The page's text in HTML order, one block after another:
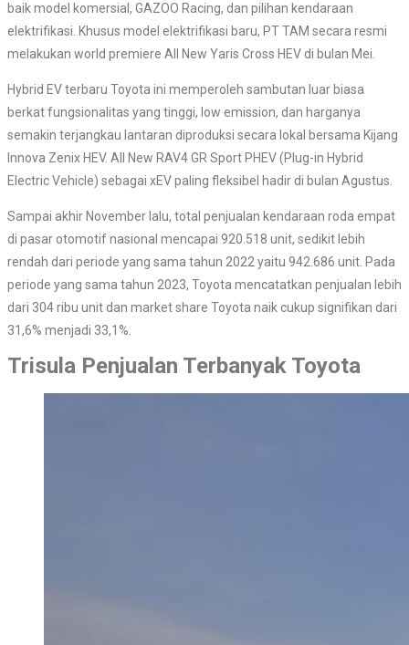
baik model komersial, GAZOO Racing, dan pilihan kendaraan
elektrifikasi. Khusus model elektrifikasi baru, PT TAM secara resmi
melakukan world premiere All New Yaris Cross HEV di bulan Mei.
Hybrid EV terbaru Toyota ini memperoleh sambutan luar biasa
berkat fungsionalitas yang tinggi, low emission, dan harganya
semakin terjangkau lantaran diproduksi secara lokal bersama Kijang
Innova Zenix HEV. All New RAV4 GR Sport PHEV (Plug-in Hybrid
Electric Vehicle) sebagai xEV paling fleksibel hadir di bulan Agustus.
Sampai akhir November lalu, total penjualan kendaraan roda empat
di pasar otomotif nasional mencapai 920.518 unit, sedikit lebih
rendah dari periode yang sama tahun 2022 yaitu 942.686 unit. Pada
periode yang sama tahun 2023, Toyota mencatatkan penjualan lebih
dari 304 ribu unit dan market share Toyota naik cukup signifikan dari
31,6% menjadi 33,1%.
Trisula Penjualan Terbanyak Toyota